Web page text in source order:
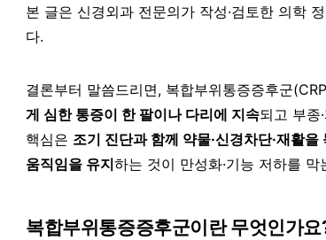
본 글은 신경외과 전문의가 작성·검토한 의학
다.
결론부터 말씀드리면, 복합부위통증증후군
게 심한 통증이 한 팔이나 다리에 지속되고 부종
핵심은 조기 진단과 함께 약물·신경차단·재활
움직임을 유지하는 것이 만성화·기능 저하를 막
복합부위통증증후군이란 무엇인가요